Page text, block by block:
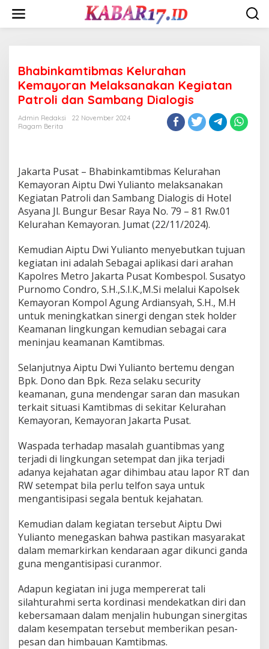
content
Bhabinkamtibmas Kelurahan
Kemayoran Melaksanakan Kegiatan
Patroli dan Sambang Dialogis
Admin Redaksi
22 November 2024
Ragam Berita
Jakarta Pusat – Bhabinkamtibmas Kelurahan
Kemayoran Aiptu Dwi Yulianto melaksanakan
Kegiatan Patroli dan Sambang Dialogis di Hotel
Asyana Jl. Bungur Besar Raya No. 79 – 81 Rw.01
Kelurahan Kemayoran. Jumat (22/11/2024).
Kemudian Aiptu Dwi Yulianto menyebutkan tujuan
kegiatan ini adalah Sebagai aplikasi dari arahan
Kapolres Metro Jakarta Pusat Kombespol. Susatyo
Purnomo Condro, S.H.,S.I.K.,M.Si melalui Kapolsek
Kemayoran Kompol Agung Ardiansyah, S.H., M.H
untuk meningkatkan sinergi dengan stek holder
Keamanan lingkungan kemudian sebagai cara
meninjau keamanan Kamtibmas.
Selanjutnya Aiptu Dwi Yulianto bertemu dengan
Bpk. Dono dan Bpk. Reza selaku security
keamanan, guna mendengar saran dan masukan
terkait situasi Kamtibmas di sekitar Kelurahan
Kemayoran, Kemayoran Jakarta Pusat.
Waspada terhadap masalah guantibmas yang
terjadi di lingkungan setempat dan jika terjadi
adanya kejahatan agar dihimbau atau lapor RT dan
RW setempat bila perlu telfon saya untuk
mengantisipasi segala bentuk kejahatan.
Kemudian dalam kegiatan tersebut Aiptu Dwi
Yulianto menegaskan bahwa pastikan masyarakat
dalam memarkirkan kendaraan agar dikunci ganda
guna mengantisipasi curanmor.
Adapun kegiatan ini juga mempererat tali
silahturahmi serta kordinasi mendekatkan diri dan
kebersamaan dalam menjalin hubungan sinergitas
dalam kesempatan tersebut memberikan pesan-
pesan dan himbauan Kamtibmas.